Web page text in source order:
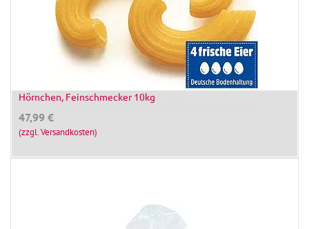
Hörnchen, Feinschmecker 10kg
47,99 €
(zzgl. Versandkosten)